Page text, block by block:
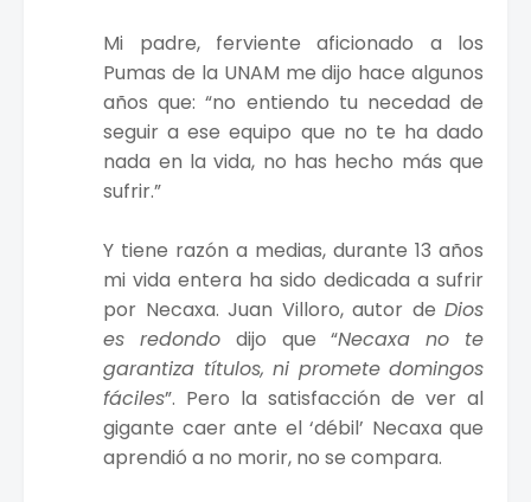
Mi padre, ferviente aficionado a los
Pumas de la UNAM me dijo hace algunos
años que: “no entiendo tu necedad de
seguir a ese equipo que no te ha dado
nada en la vida, no has hecho más que
sufrir.”
Y tiene razón a medias, durante 13 años
mi vida entera ha sido dedicada a sufrir
por Necaxa. Juan Villoro, autor de Dios
es redondodijo que “Necaxa no te
garantiza títulos, ni promete domingos
fáciles”. Pero la satisfacción de ver al
gigante caer ante el ‘débil’ Necaxa que
aprendió a no morir, no se compara.